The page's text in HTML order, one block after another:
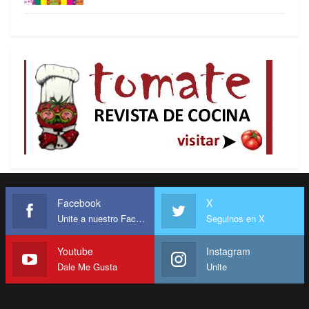
Paralelamente a la Conferencia de la ONU, la
sociedad civil organiza en Río la Cumbre de los
Pueblos y es ahí donde podemos depositar alguna
esperanza. Los debates preparatorios en Porto
Alegre permitieron vislumbrar las líneas fuertes
que habrá que presionar para que entren en las
agendas políticas nacionales e internacionales.
Facebook
Unite a nuestro Facebook
X
Seguinos en X
Youtube
Dale Me Gusta
Instagram
Unite